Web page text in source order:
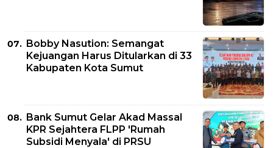
Bobby Nasution: Semangat
Kejuangan Harus Ditularkan di 33
Kabupaten Kota Sumut
Bank Sumut Gelar Akad Massal
KPR Sejahtera FLPP 'Rumah
Subsidi Menyala' di PRSU